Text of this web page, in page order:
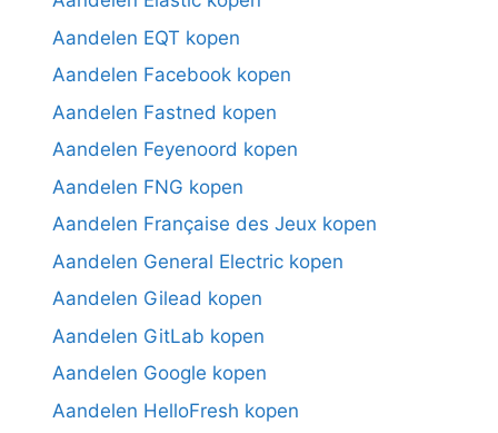
Aandelen EQT kopen
Aandelen Facebook kopen
Aandelen Fastned kopen
Aandelen Feyenoord kopen
Aandelen FNG kopen
Aandelen Française des Jeux kopen
Aandelen General Electric kopen
Aandelen Gilead kopen
Aandelen GitLab kopen
Aandelen Google kopen
Aandelen HelloFresh kopen